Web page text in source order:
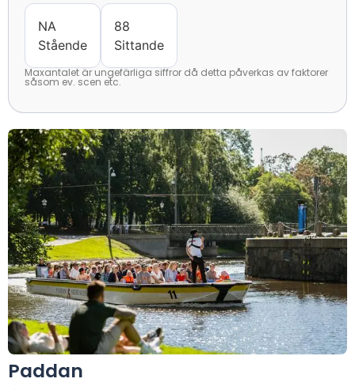
Paddan
NA
Stående
88
Sittande
Maxantalet är ungefärliga siffror då detta påverkas av faktorer
såsom ev. scen etc.